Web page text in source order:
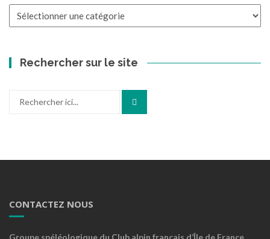
Rechercher sur le site
CONTACTEZ NOUS
Groupe spéléologique du Club alpin français d’Île de France